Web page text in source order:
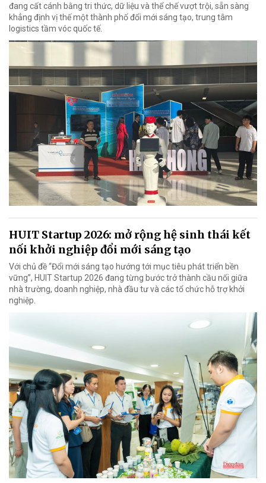
đang cất cánh bằng tri thức, dữ liệu và thể chế vượt trội, sẵn sàng
khẳng định vị thế một thành phố đổi mới sáng tạo, trung tâm
logistics tầm vóc quốc tế.
HUIT Startup 2026: mở rộng hệ sinh thái kết
nối khởi nghiệp đổi mới sáng tạo
Với chủ đề “Đổi mới sáng tạo hướng tới mục tiêu phát triển bền
vững”, HUIT Startup 2026 đang từng bước trở thành cầu nối giữa
nhà trường, doanh nghiệp, nhà đầu tư và các tổ chức hỗ trợ khởi
nghiệp.